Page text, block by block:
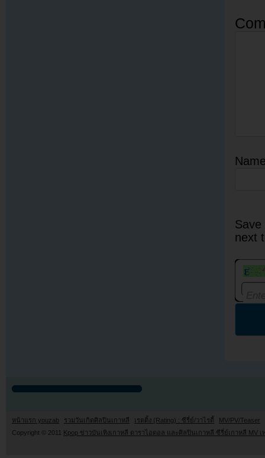
next
หน้าแรก youzab รวมวันเกิดศิลปินเกาหลี เรตติ้ง (Rating) : ซีรี่ย์/วาไรตี้
MV/PV/Teaser
Copyright © 2011 Kpop ข่าวบันเทิงเกาหลี ดาราไอดอล และศิลปินเกาหลี ซีรี่ย์เกาหลี MV